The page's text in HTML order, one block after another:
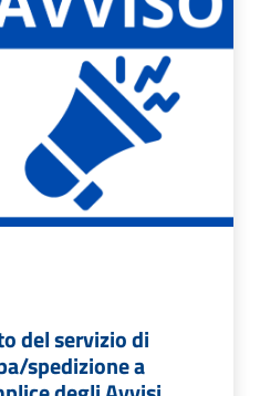
del servizio di
spedizione a